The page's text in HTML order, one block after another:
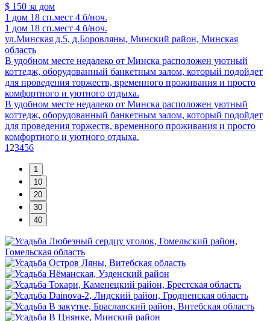
$ 150 за дом
1 дом 18 сп.мест 4 б/ноч.
1 дом 18 сп.мест 4 б/ноч.
ул.Минская д.5, д.Боровляны, Минский район, Минская
область
В удобном месте недалеко от Минска расположен уютный
коттедж, оборудованный банкетным залом, который подойдет
для проведения торжеств, временного проживания и просто
комфортного и уютного отдыха.
В удобном месте недалеко от Минска расположен уютный
коттедж, оборудованный банкетным залом, который подойдет
для проведения торжеств, временного проживания и просто
комфортного и уютного отдыха.
1 23456